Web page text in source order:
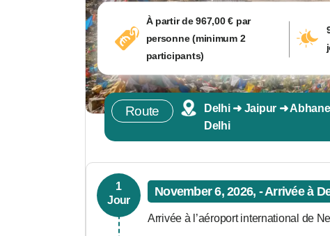
À partir de 967,00 € par
personne (minimum 2
participants)
Route
Delhi ➜ Jaipur ➜
Delhi
1
Jour
November 6, 2026, - Arrivée à
Arrivée à l’aéroport international de